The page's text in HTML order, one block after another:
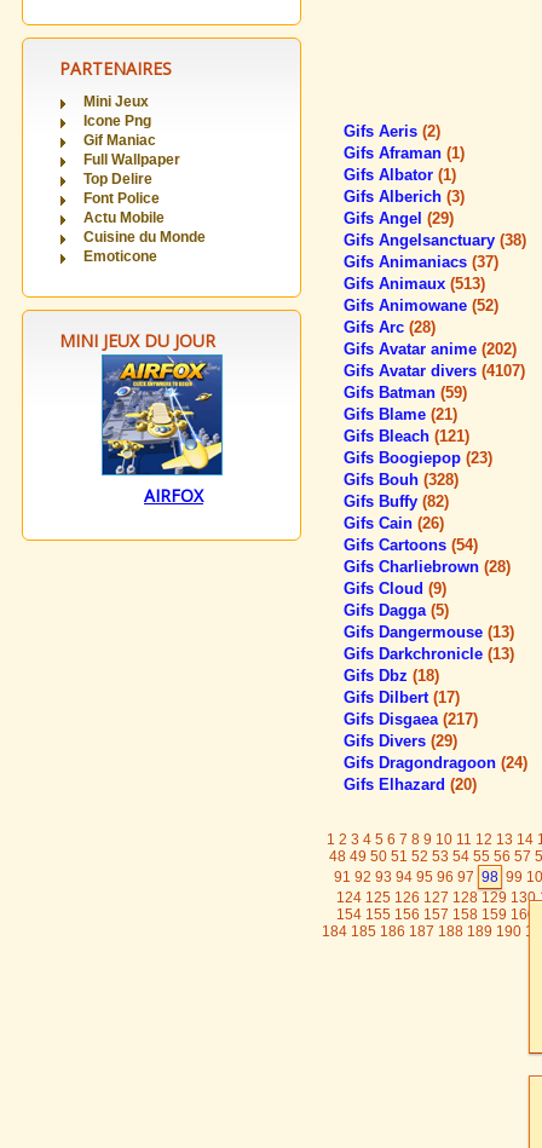
PARTENAIRES
Mini Jeux
Icone Png
Gif Maniac
Full Wallpaper
Top Delire
Font Police
Actu Mobile
Cuisine du Monde
Emoticone
MINI JEUX DU JOUR
AIRFOX
Gifs Aeris (2)
Gifs Aframan (1)
Gifs Albator (1)
Gifs Alberich (3)
Gifs Angel (29)
Gifs Angelsanctuary (38)
Gifs Animaniacs (37)
Gifs Animaux (513)
Gifs Animowane (52)
Gifs Arc (28)
Gifs Avatar anime (202)
Gifs Avatar divers (4107)
Gifs Batman (59)
Gifs Blame (21)
Gifs Bleach (121)
Gifs Boogiepop (23)
Gifs Bouh (328)
Gifs Buffy (82)
Gifs Cain (26)
Gifs Cartoons (54)
Gifs Charliebrown (28)
Gifs Cloud (9)
Gifs Dagga (5)
Gifs Dangermouse (13)
Gifs Darkchronicle (13)
Gifs Dbz (18)
Gifs Dilbert (17)
Gifs Disgaea (217)
Gifs Divers (29)
Gifs Dragondragoon (24)
Gifs Elhazard (20)
1 2 3 4 5 6 7 8 9 10 11 12 13 14
48 49 50 51 52 53 54 55 56 57
91 92 93 94 95 96 97 98 99
124 125 126 127 128 129 130
154 155 156 157 158 159 160
184 185 186 187 188 189 190